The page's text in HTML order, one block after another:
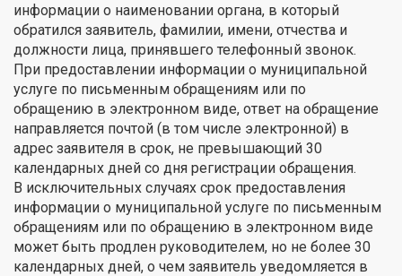
информации о наименовании органа, в который
обратился заявитель, фамилии, имени, отчества и
должности лица, принявшего телефонный звонок.
При предоставлении информации о муниципальной
услуге по письменным обращениям или по
обращению в электронном виде, ответ на обращение
направляется почтой (в том числе электронной) в
адрес заявителя в срок, не превышающий 30
календарных дней со дня регистрации обращения.
В исключительных случаях срок предоставления
информации о муниципальной услуге по письменным
обращениям или по обращению в электронном виде
может быть продлен руководителем, но не более 30
календарных дней, о чем заявитель уведомляется в